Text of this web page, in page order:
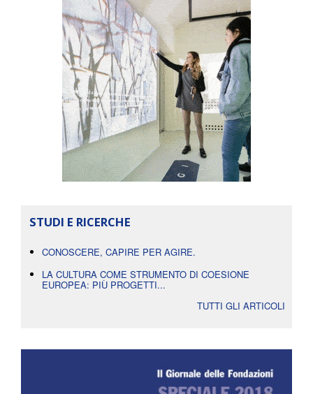
STUDI E RICERCHE
CONOSCERE, CAPIRE PER AGIRE.
LA CULTURA COME STRUMENTO DI COESIONE
EUROPEA: PIÙ PROGETTI...
TUTTI GLI ARTICOLI